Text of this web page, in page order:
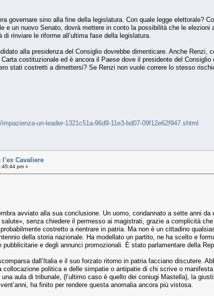
governare sino alla fine della legislatura. Con quale legge elettorale?
e un nuovo Senato, dovrà mettere in conto la possibilità che le
rinviare le riforme all’ultima fase della legislatura.
alla presidenza del Consiglio dovrebbe dimenticare. Anche
costituzionale ed è ancora il Paese dove il presidente del
stati costretti a dimettersi? Se Renzi non vuole correre lo stesso
un-leader-1321c51a-96d9-11e3-bd07-09f12e62f947.shtml
l’ex Cavaliere
pm »
avviato alla sua conclusione. Un uomo, condannato a sette anni
senza chiedere il permesso ai magistrati, grazie a complicità
costretto a rientrare in patria. Ma non è un cittadino
della storia nazionale. Ha modellato un partito, ne ha scelto e
e degli annunci promozionali. È stato parlamentare della
dall’Italia e il suo forzato ritorno in patria facciano discutere.
politica e delle simpatie o antipatie di chi scrive o
aula di tribunale, (l’ultimo caso è quello dei coniugi Mastella), la
ha finito per rendere questa anomalia ancora più vistosa.